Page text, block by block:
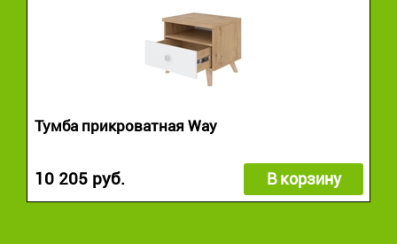
Тумба прикроватная Way
10 205 руб. В корзину